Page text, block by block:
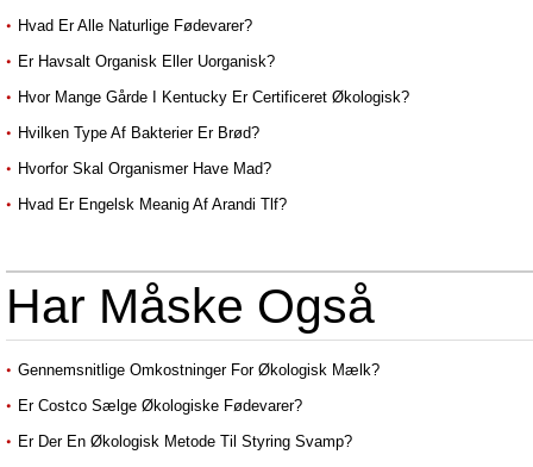
Hvad Er Alle Naturlige Fødevarer?
Er Havsalt Organisk Eller Uorganisk?
Hvor Mange Gårde I Kentucky Er Certificeret Økologisk?
Hvilken Type Af Bakterier Er Brød?
Hvorfor Skal Organismer Have Mad?
Hvad Er Engelsk Meanig Af Arandi Tlf?
Har Måske Også
Gennemsnitlige Omkostninger For Økologisk Mælk?
Er Costco Sælge Økologiske Fødevarer?
Er Der En Økologisk Metode Til Styring Svamp?